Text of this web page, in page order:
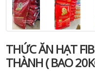
THỨC ĂN HẠT
THÀNH ( BAO